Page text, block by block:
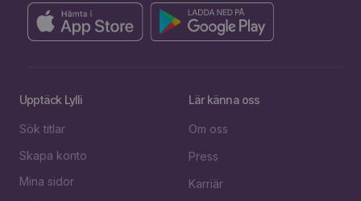
Upptäck Lylli
Sök titlar
Skapa konto
Mina sidor
Lär känna oss
Om oss
Press
Karriär